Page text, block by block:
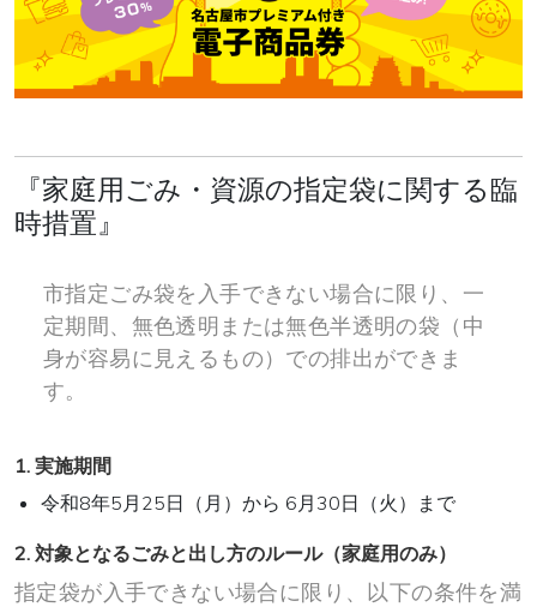
『家庭用ごみ・資源の指定袋に関する臨
時措置』
市指定ごみ袋を入手できない場合に限り、一
定期間、無色透明または無色半透明の袋（中
身が容易に見えるもの）での排出ができま
す。
1. 実施期間
令和8年5月25日（月）から 6月30日（火）まで
2. 対象となるごみと出し方のルール（家庭用のみ）
指定袋が入手できない場合に限り、以下の条件を満